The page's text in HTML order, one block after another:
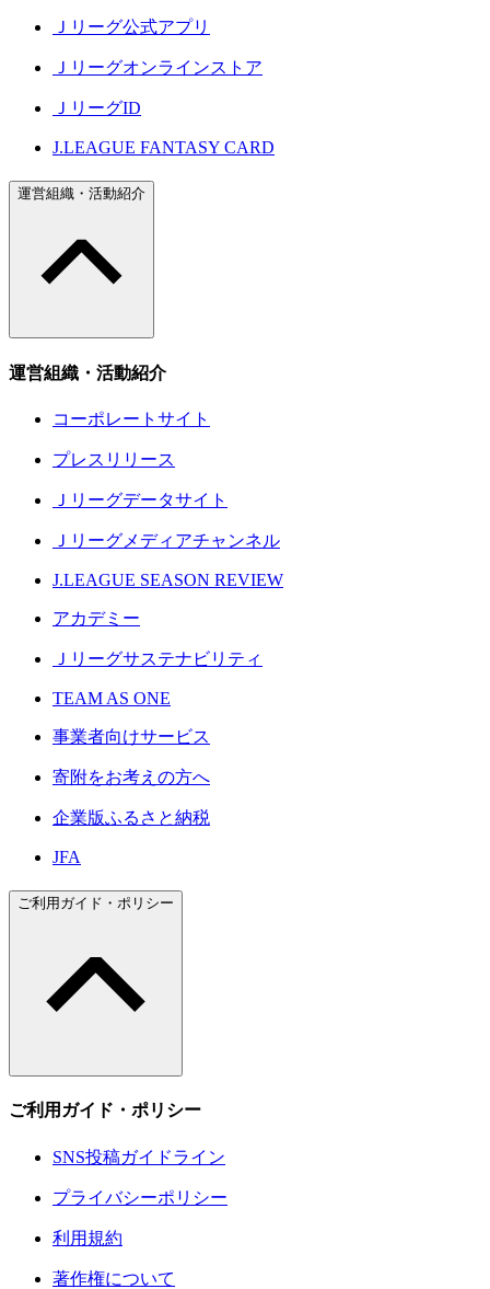
Ｊリーグ公式アプリ
Ｊリーグオンラインストア
ＪリーグID
J.LEAGUE FANTASY CARD
運営組織・活動紹介
運営組織・活動紹介
コーポレートサイト
プレスリリース
Ｊリーグデータサイト
Ｊリーグメディアチャンネル
J.LEAGUE SEASON REVIEW
アカデミー
Ｊリーグサステナビリティ
TEAM AS ONE
事業者向けサービス
寄附をお考えの方へ
企業版ふるさと納税
JFA
ご利用ガイド・ポリシー
ご利用ガイド・ポリシー
SNS投稿ガイドライン
プライバシーポリシー
利用規約
著作権について